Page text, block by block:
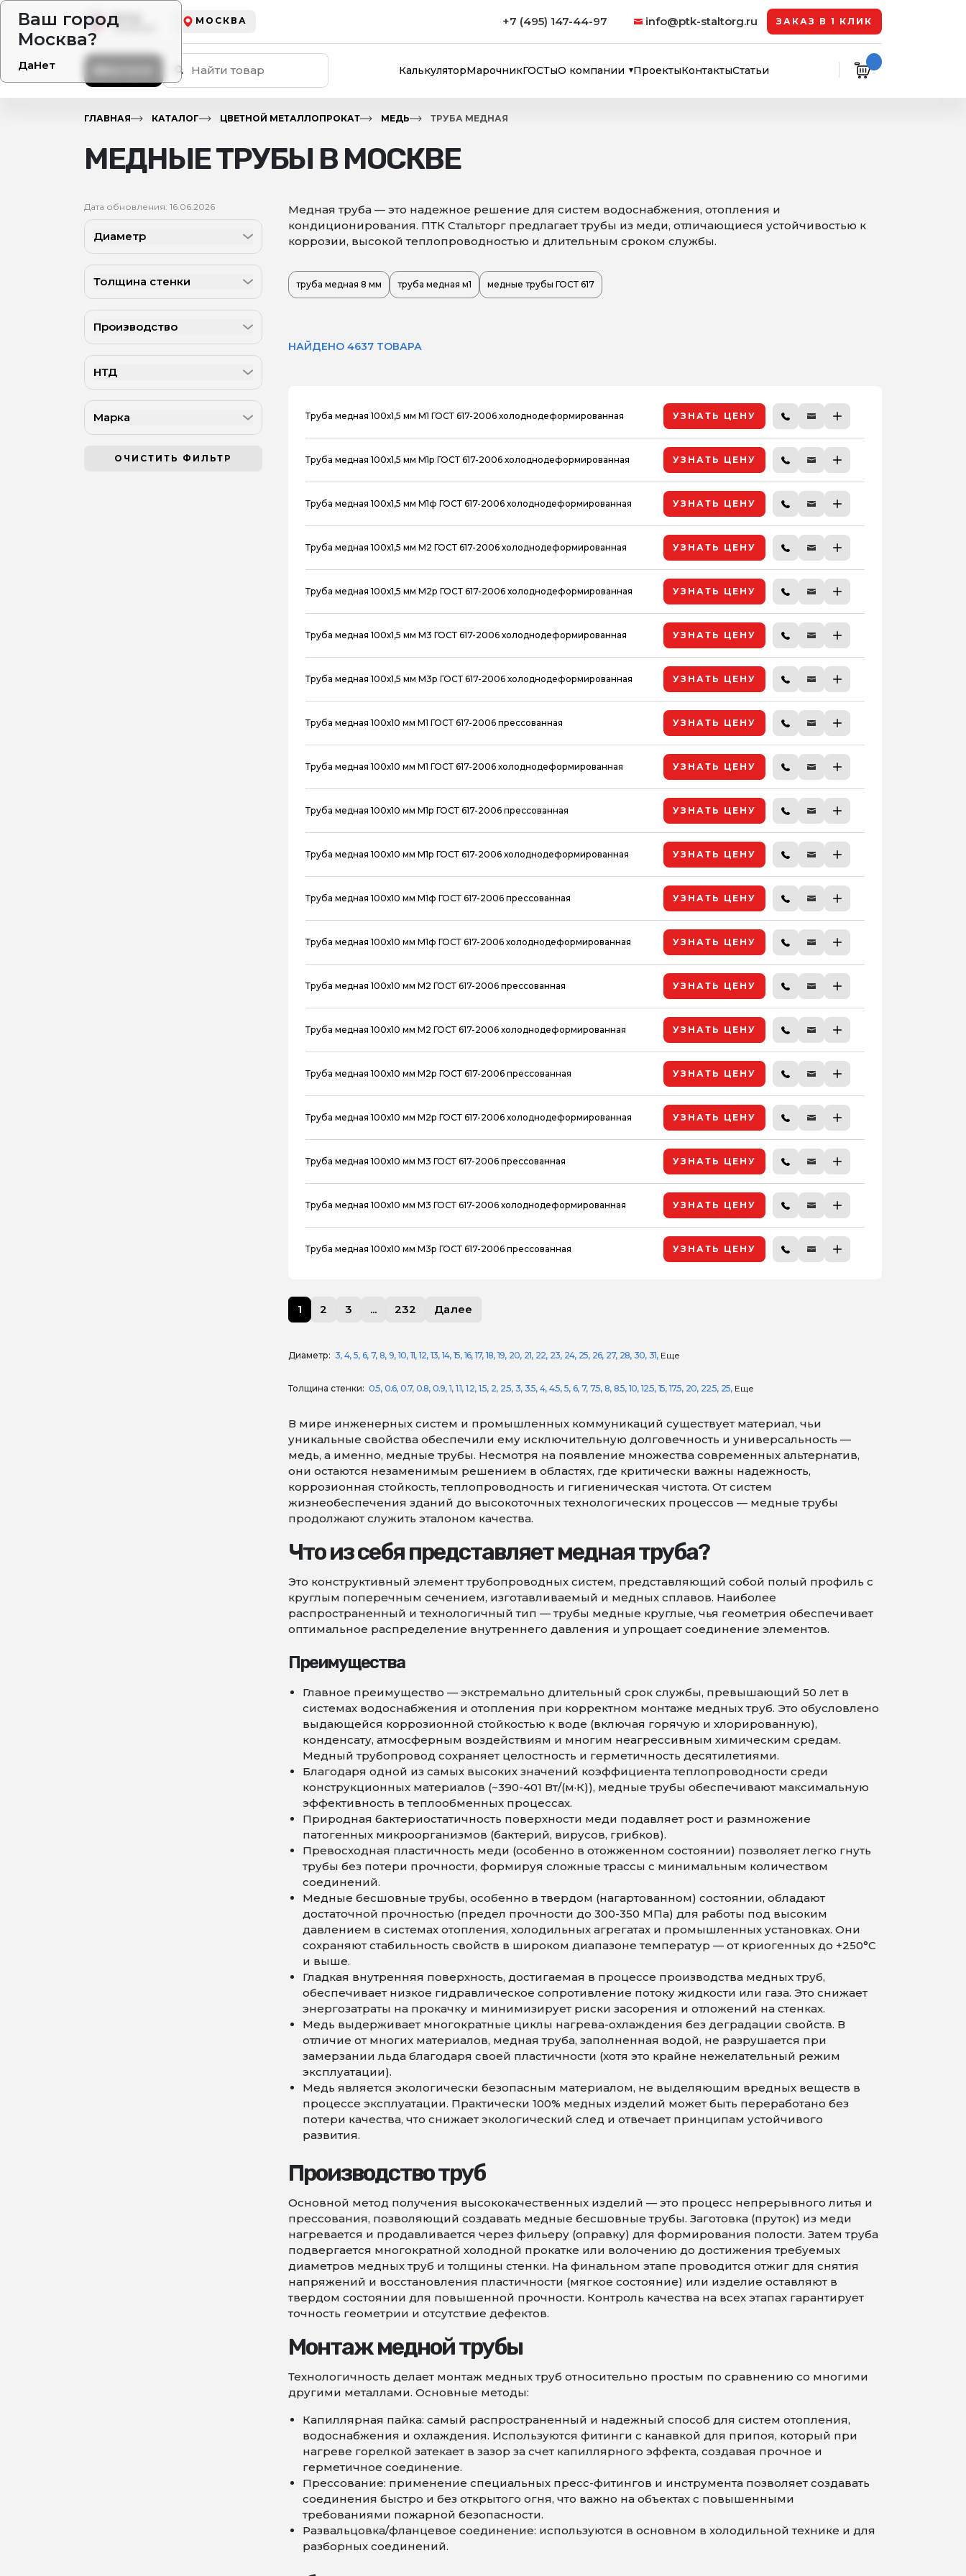
Ваш город
Москва?
ДаНет
МОСКВА +7 (495) 147-44-97 info@ptk-staltorg.ru ЗАКАЗ В 1 КЛИК
КалькуляторМарочникГОСТыО компании ПроектыКонтактыСтатьи
ГЛАВНАЯ КАТАЛОГ ЦВЕТНОЙ МЕТАЛЛОПРОКАТ МЕДЬ ТРУБА МЕДНАЯ
МЕДНЫЕ ТРУБЫ В МОСКВЕ
Дата обновления: 16.06.2026
Диаметр
Толщина стенки
Производство
НТД
Марка
ОЧИСТИТЬ ФИЛЬТР
Медная труба — это надежное решение для систем водоснабжения, отопления и
кондиционирования. ПТК Стальторг предлагает трубы из меди, отличающиеся устойчивостью к
коррозии, высокой теплопроводностью и длительным сроком службы.
труба медная 8 мм труба медная м1 медные трубы ГОСТ 617
НАЙДЕНО 4637 ТОВАРА
Труба медная 100х1,5 мм М1 ГОСТ 617-2006 холоднодеформированная УЗНАТЬ ЦЕНУ
Труба медная 100х1,5 мм М1р ГОСТ 617-2006 холоднодеформированная УЗНАТЬ ЦЕНУ
Труба медная 100х1,5 мм М1ф ГОСТ 617-2006 холоднодеформированная УЗНАТЬ ЦЕНУ
Труба медная 100х1,5 мм М2 ГОСТ 617-2006 холоднодеформированная УЗНАТЬ ЦЕНУ
Труба медная 100х1,5 мм М2р ГОСТ 617-2006 холоднодеформированная УЗНАТЬ ЦЕНУ
Труба медная 100х1,5 мм М3 ГОСТ 617-2006 холоднодеформированная УЗНАТЬ ЦЕНУ
Труба медная 100х1,5 мм М3р ГОСТ 617-2006 холоднодеформированная УЗНАТЬ ЦЕНУ
Труба медная 100х10 мм М1 ГОСТ 617-2006 прессованная УЗНАТЬ ЦЕНУ
Труба медная 100х10 мм М1 ГОСТ 617-2006 холоднодеформированная УЗНАТЬ ЦЕНУ
Труба медная 100х10 мм М1р ГОСТ 617-2006 прессованная УЗНАТЬ ЦЕНУ
Труба медная 100х10 мм М1р ГОСТ 617-2006 холоднодеформированная УЗНАТЬ ЦЕНУ
Труба медная 100х10 мм М1ф ГОСТ 617-2006 прессованная УЗНАТЬ ЦЕНУ
Труба медная 100х10 мм М1ф ГОСТ 617-2006 холоднодеформированная УЗНАТЬ ЦЕНУ
Труба медная 100х10 мм М2 ГОСТ 617-2006 прессованная УЗНАТЬ ЦЕНУ
Труба медная 100х10 мм М2 ГОСТ 617-2006 холоднодеформированная УЗНАТЬ ЦЕНУ
Труба медная 100х10 мм М2р ГОСТ 617-2006 прессованная УЗНАТЬ ЦЕНУ
Труба медная 100х10 мм М2р ГОСТ 617-2006 холоднодеформированная УЗНАТЬ ЦЕНУ
Труба медная 100х10 мм М3 ГОСТ 617-2006 прессованная УЗНАТЬ ЦЕНУ
Труба медная 100х10 мм М3 ГОСТ 617-2006 холоднодеформированная УЗНАТЬ ЦЕНУ
Труба медная 100х10 мм М3р ГОСТ 617-2006 прессованная УЗНАТЬ ЦЕНУ
1 2 3 ... 232 Далее
Диаметр: 3 4 5 6 7 8 9 10 11 12 13 14 15 16 17 18 19 20 21 22 23 24 25 26 27 28 30 31 Еще
Толщина стенки: 0.5 0.6 0.7 0.8 0.9 1 1.1 1.2 1.5 2 2.5 3 3.5 4 4.5 5 6 7 7.5 8 8.5 10 12.5 15 17.5 20 22.5 25 Еще
В мире инженерных систем и промышленных коммуникаций существует материал, чьи
уникальные свойства обеспечили ему исключительную долговечность и универсальность —
медь, а именно, медные трубы. Несмотря на появление множества современных альтернатив,
они остаются незаменимым решением в областях, где критически важны надежность,
коррозионная стойкость, теплопроводность и гигиеническая чистота. От систем
жизнеобеспечения зданий до высокоточных технологических процессов — медные трубы
продолжают служить эталоном качества.
Что из себя представляет медная труба?
Это конструктивный элемент трубопроводных систем, представляющий собой полый профиль с
круглым поперечным сечением, изготавливаемый и медных сплавов. Наиболее
распространенный и технологичный тип — трубы медные круглые, чья геометрия обеспечивает
оптимальное распределение внутреннего давления и упрощает соединение элементов.
Преимущества
Главное преимущество — экстремально длительный срок службы, превышающий 50 лет в
системах водоснабжения и отопления при корректном монтаже медных труб. Это обусловлено
выдающейся коррозионной стойкостью к воде (включая горячую и хлорированную),
конденсату, атмосферным воздействиям и многим неагрессивным химическим средам.
Медный трубопровод сохраняет целостность и герметичность десятилетиями.
Благодаря одной из самых высоких значений коэффициента теплопроводности среди
конструкционных материалов (~390-401 Вт/(м·К)), медные трубы обеспечивают максимальную
эффективность в теплообменных процессах.
Природная бактериостатичность поверхности меди подавляет рост и размножение
патогенных микроорганизмов (бактерий, вирусов, грибков).
Превосходная пластичность меди (особенно в отожженном состоянии) позволяет легко гнуть
трубы без потери прочности, формируя сложные трассы с минимальным количеством
соединений.
Медные бесшовные трубы, особенно в твердом (нагартованном) состоянии, обладают
достаточной прочностью (предел прочности до 300-350 МПа) для работы под высоким
давлением в системах отопления, холодильных агрегатах и промышленных установках. Они
сохраняют стабильность свойств в широком диапазоне температур — от криогенных до +250°С
и выше.
Гладкая внутренняя поверхность, достигаемая в процессе производства медных труб,
обеспечивает низкое гидравлическое сопротивление потоку жидкости или газа. Это снижает
энергозатраты на прокачку и минимизирует риски засорения и отложений на стенках.
Медь выдерживает многократные циклы нагрева-охлаждения без деградации свойств. В
отличие от многих материалов, медная труба, заполненная водой, не разрушается при
замерзании льда благодаря своей пластичности (хотя это крайне нежелательный режим
эксплуатации).
Медь является экологически безопасным материалом, не выделяющим вредных веществ в
процессе эксплуатации. Практически 100% медных изделий может быть переработано без
потери качества, что снижает экологический след и отвечает принципам устойчивого
развития.
Производство труб
Основной метод получения высококачественных изделий — это процесс непрерывного литья и
прессования, позволяющий создавать медные бесшовные трубы. Заготовка (пруток) из меди
нагревается и продавливается через фильеру (оправку) для формирования полости. Затем труба
подвергается многократной холодной прокатке или волочению до достижения требуемых
диаметров медных труб и толщины стенки. На финальном этапе проводится отжиг для снятия
напряжений и восстановления пластичности (мягкое состояние) или изделие оставляют в
твердом состоянии для повышенной прочности. Контроль качества на всех этапах гарантирует
точность геометрии и отсутствие дефектов.
Монтаж медной трубы
Технологичность делает монтаж медных труб относительно простым по сравнению со многими
другими металлами. Основные методы:
Капиллярная пайка: самый распространенный и надежный способ для систем отопления,
водоснабжения и охлаждения. Используются фитинги с канавкой для припоя, который при
нагреве горелкой затекает в зазор за счет капиллярного эффекта, создавая прочное и
герметичное соединение.
Прессование: применение специальных пресс-фитингов и инструмента позволяет создавать
соединения быстро и без открытого огня, что важно на объектах с повышенными
требованиями пожарной безопасности.
Развальцовка/фланцевое соединение: используются в основном в холодильной технике и для
разборных соединений.